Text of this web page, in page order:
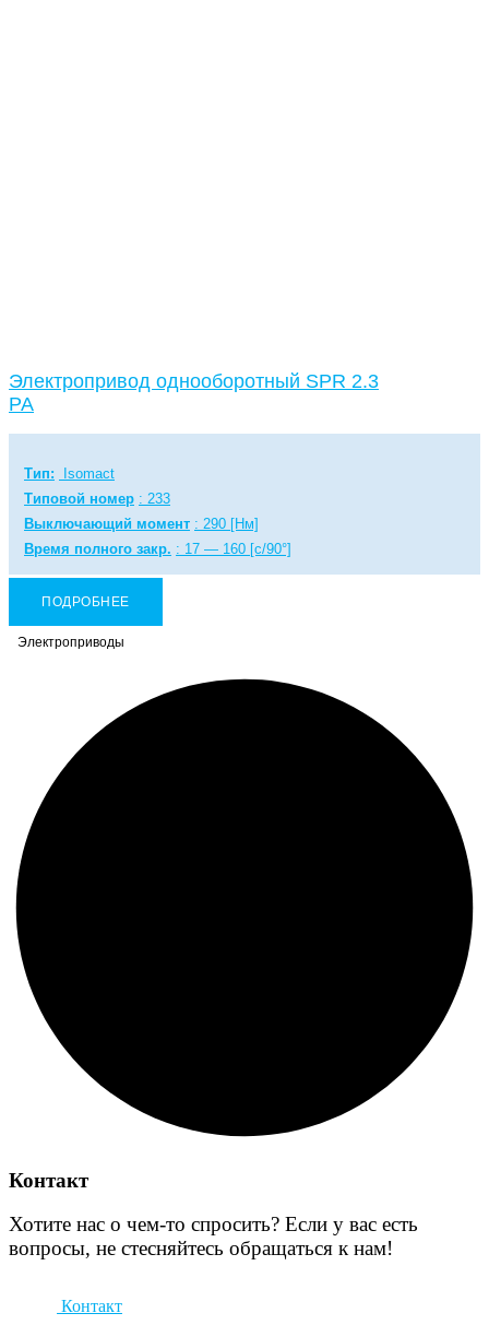
Электропривод однооборотный SPR 2.3
PA
Тип:
Isomact
Типовой номер : 233
Выключающий момент : 290 [Нм]
Время полного закр. : 17 — 160 [с/90°]
ПОДРОБНЕЕ
Электроприводы
Контакт
Хотите нас о чем-то спросить? Если у вас есть
вопросы, не стесняйтесь обращаться к нам!
Контакт